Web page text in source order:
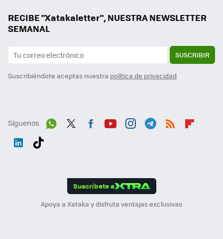
RECIBE "Xatakaletter", NUESTRA NEWSLETTER
SEMANAL
SUSCRIBIR
Suscribiéndote aceptas nuestra política de privacidad
Síguenos
Suscríbete a
Apoya a Xataka y disfruta ventajas exclusivas